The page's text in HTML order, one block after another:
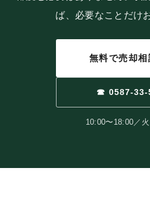
ば、必要なことだけ
無料で売却相
☎ 0587-33-
10:00〜18:00／